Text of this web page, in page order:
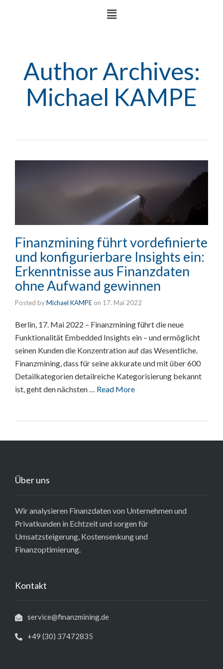
Author Archives:
Michael KAMPE
Finanzmining führt vordefinierte
und konfigurierbare Insights ein:
Erkenntnisse aus Finanzdaten
ohne Aufwand gewinnen
Posted byMichael KAMPE on 17. Mai 2022
Berlin, 17. Mai 2022 – Finanzmining führt die neue
Funktionalität Embedded Insights ein – und ermöglicht
seinen Kunden die Konzentration auf das Wesentliche.
Finanzmining, dass für seine akkurate und mit über 600
Detailkategorien detailreiche Kategorisierung bekannt
ist, geht den nächsten … Read More
Über uns
Wir analysieren Finanzdaten von Unternehmen und
Privatkunden in Echtzeit und sorgen für
Umsatzsteigerung, Kostensenkung und
Finanzoptimierung.
Kontakt
service@finanzmining.de
+49 (30) 37472835